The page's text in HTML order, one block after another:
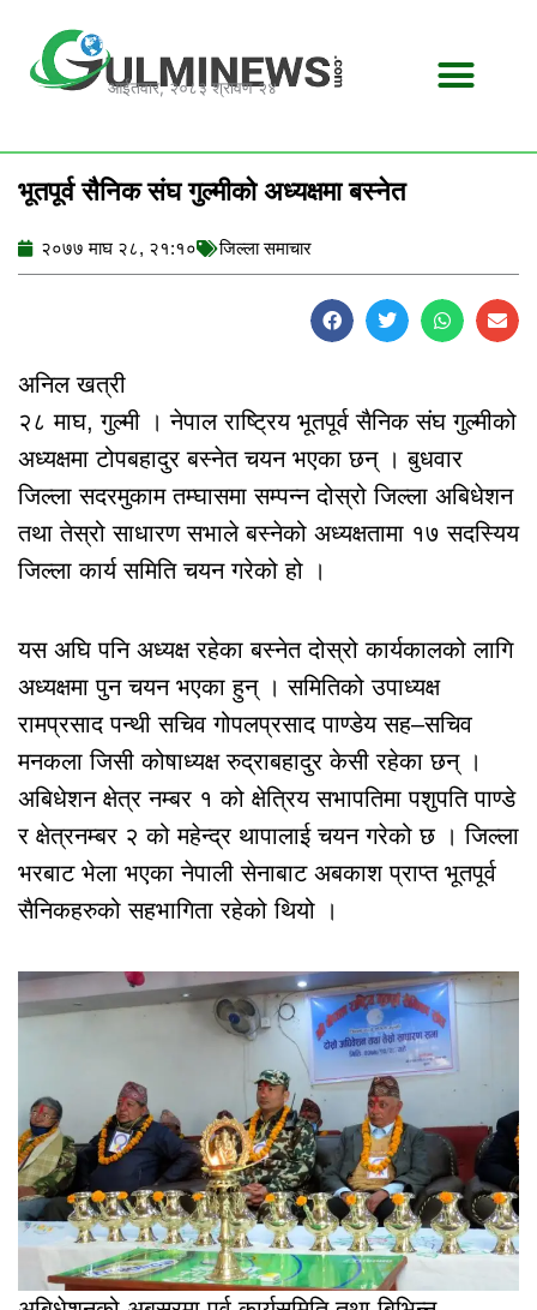
content
आईतवार, २०८३ श्रावण २४
भूतपूर्व सैनिक संघ गुल्मीको अध्यक्षमा बस्नेत
२०७७ माघ २८, २१:१० जिल्ला समाचार
अनिल खत्री
२८ माघ, गुल्मी । नेपाल राष्ट्रिय भूतपूर्व सैनिक संघ गुल्मीको
अध्यक्षमा टोपबहादुर बस्नेत चयन भएका छन् । बुधवार
जिल्ला सदरमुकाम तम्घासमा सम्पन्न दोस्रो जिल्ला अबिधेशन
तथा तेस्रो साधारण सभाले बस्नेको अध्यक्षतामा १७ सदस्यिय
जिल्ला कार्य समिति चयन गरेको हो ।
यस अघि पनि अध्यक्ष रहेका बस्नेत दोस्रो कार्यकालको लागि
अध्यक्षमा पुन चयन भएका हुन् । समितिको उपाध्यक्ष
रामप्रसाद पन्थी सचिव गोपलप्रसाद पाण्डेय सह–सचिव
मनकला जिसी कोषाध्यक्ष रुद्राबहादुर केसी रहेका छन् ।
अबिधेशन क्षेत्र नम्बर १ को क्षेत्रिय सभापतिमा पशुपति पाण्डे
र क्षेत्रनम्बर २ को महेन्द्र थापालाई चयन गरेको छ । जिल्ला
भरबाट भेला भएका नेपाली सेनाबाट अबकाश प्राप्त भूतपूर्व
सैनिकहरुको सहभागिता रहेको थियो ।